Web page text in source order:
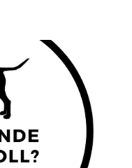
ist aber,
... oder?
jemand
wieso er ode...